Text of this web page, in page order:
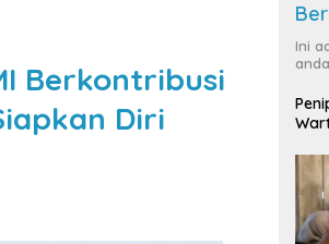
Berkontribusi
Diri
Ini